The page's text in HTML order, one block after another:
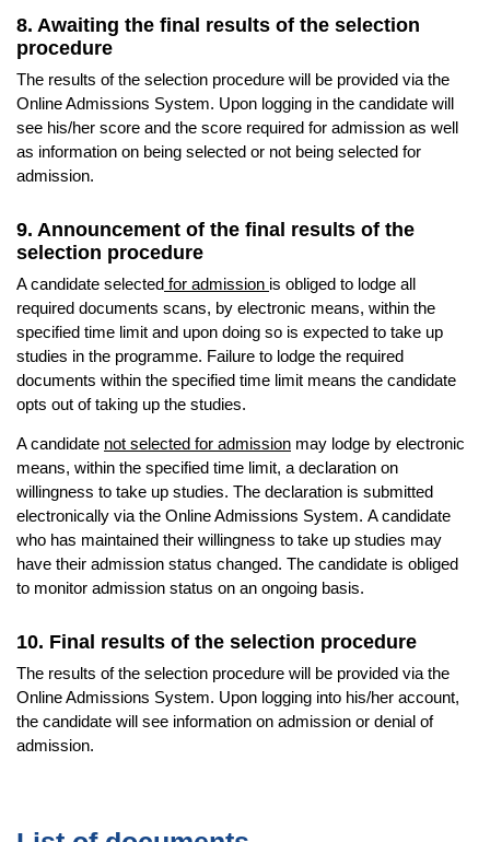
8. Awaiting the final results of the selection
procedure
The results of the selection procedure will be provided via the
Online Admissions System. Upon logging in the candidate will
see his/her score and the score required for admission as well
as information on being selected or not being selected for
admission.
9. Announcement of the final results of the
selection procedure
A candidate selected for admission is obliged to lodge all
required documents scans, by electronic means, within the
specified time limit and upon doing so is expected to take up
studies in the programme. Failure to lodge the required
documents within the specified time limit means the candidate
opts out of taking up the studies.
A candidate not selected for admission may lodge by electronic
means, within the specified time limit, a declaration on
willingness to take up studies. The declaration is submitted
electronically via the Online Admissions System. A candidate
who has maintained their willingness to take up studies may
have their admission status changed. The candidate is obliged
to monitor admission status on an ongoing basis.
10. Final results of the selection procedure
The results of the selection procedure will be provided via the
Online Admissions System. Upon logging into his/her account,
the candidate will see information on admission or denial of
admission.